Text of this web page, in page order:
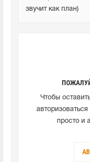
звучит как план)
Чтобы
просто и